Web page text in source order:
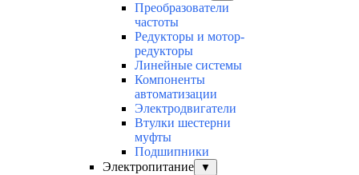
Преобразователи
частоты
Редукторы и мотор-
редукторы
Линейные системы
Компоненты
автоматизации
Электродвигатели
Втулки шестерни
муфты
Подшипники
Электропитание
▼